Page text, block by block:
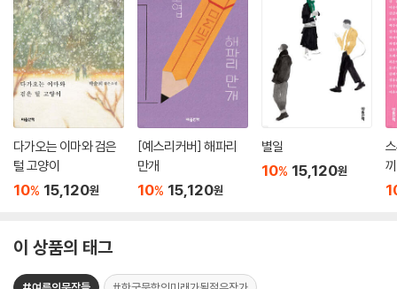
다가오는 이마와 검은
털 고양이
10% 15,120원
[예스리커버] 해파리
만개
10% 15,120원
별일
10% 15,120원
이 상품의 태그